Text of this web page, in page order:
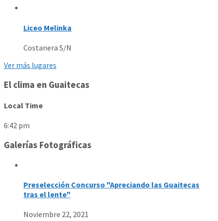
Liceo Melinka
Costanera S/N
Ver más lugares
El clima en Guaitecas
Local Time
6:42 pm
Galerías Fotográficas
Preselección Concurso "Apreciando las Guaitecas
tras el lente"
Noviembre 22, 2021